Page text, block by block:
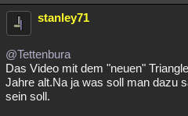
stanley71
@Tettenbura
Das Video mit dem "neuen"
Jahre alt.Na ja was soll man dazu
sein soll.